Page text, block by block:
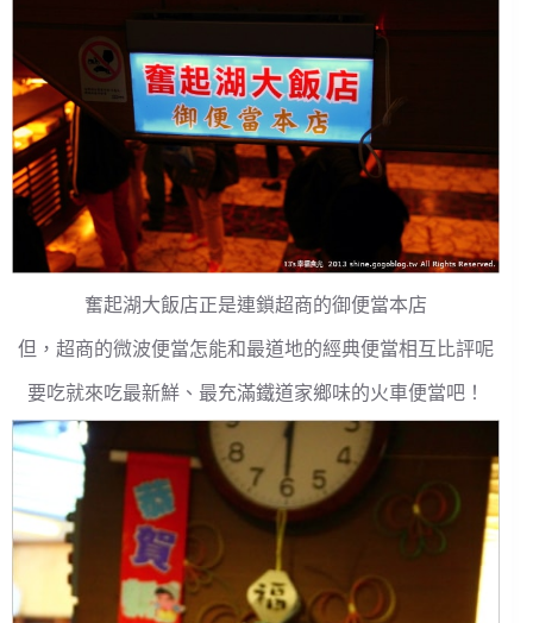
奮起湖大飯店正是連鎖超商的御便當本店
但，超商的微波便當怎能和最道地的經典便當相互比評呢
要吃就來吃最新鮮、最充滿鐵道家鄉味的火車便當吧！